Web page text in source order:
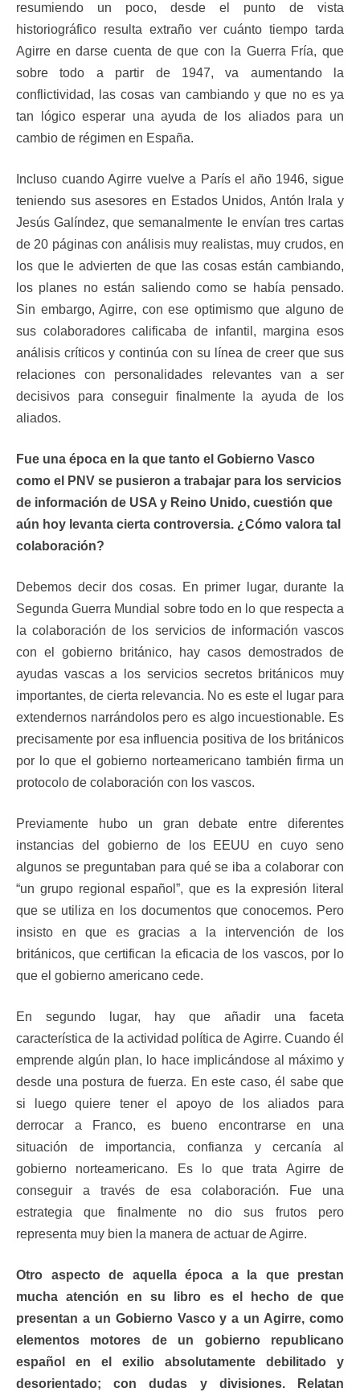
resumiendo un poco, desde el punto de vista
historiográfico resulta extraño ver cuánto tiempo tarda
Agirre en darse cuenta de que con la Guerra Fría, que
sobre todo a partir de 1947, va aumentando la
conflictividad, las cosas van cambiando y que no es ya
tan lógico esperar una ayuda de los aliados para un
cambio de régimen en España.
Incluso cuando Agirre vuelve a París el año 1946, sigue
teniendo sus asesores en Estados Unidos, Antón Irala y
Jesús Galíndez, que semanalmente le envían tres cartas
de 20 páginas con análisis muy realistas, muy crudos, en
los que le advierten de que las cosas están cambiando,
los planes no están saliendo como se había pensado.
Sin embargo, Agirre, con ese optimismo que alguno de
sus colaboradores calificaba de infantil, margina esos
análisis críticos y continúa con su línea de creer que sus
relaciones con personalidades relevantes van a ser
decisivos para conseguir finalmente la ayuda de los
aliados.
Fue una época en la que tanto el Gobierno Vasco
como el PNV se pusieron a trabajar para los servicios
de información de USA y Reino Unido, cuestión que
aún hoy levanta cierta controversia. ¿Cómo valora tal
colaboración?
Debemos decir dos cosas. En primer lugar, durante la
Segunda Guerra Mundial sobre todo en lo que respecta a
la colaboración de los servicios de información vascos
con el gobierno británico, hay casos demostrados de
ayudas vascas a los servicios secretos británicos muy
importantes, de cierta relevancia. No es este el lugar para
extendernos narrándolos pero es algo incuestionable. Es
precisamente por esa influencia positiva de los británicos
por lo que el gobierno norteamericano también firma un
protocolo de colaboración con los vascos.
Previamente hubo un gran debate entre diferentes
instancias del gobierno de los EEUU en cuyo seno
algunos se preguntaban para qué se iba a colaborar con
“un grupo regional español”, que es la expresión literal
que se utiliza en los documentos que conocemos. Pero
insisto en que es gracias a la intervención de los
británicos, que certifican la eficacia de los vascos, por lo
que el gobierno americano cede.
En segundo lugar, hay que añadir una faceta
característica de la actividad política de Agirre. Cuando él
emprende algún plan, lo hace implicándose al máximo y
desde una postura de fuerza. En este caso, él sabe que
si luego quiere tener el apoyo de los aliados para
derrocar a Franco, es bueno encontrarse en una
situación de importancia, confianza y cercanía al
gobierno norteamericano. Es lo que trata Agirre de
conseguir a través de esa colaboración. Fue una
estrategia que finalmente no dio sus frutos pero
representa muy bien la manera de actuar de Agirre.
Otro aspecto de aquella época a la que prestan
mucha atención en su libro es el hecho de que
presentan a un Gobierno Vasco y a un Agirre, como
elementos motores de un gobierno republicano
español en el exilio absolutamente debilitado y
desorientado; con dudas y divisiones. Relatan